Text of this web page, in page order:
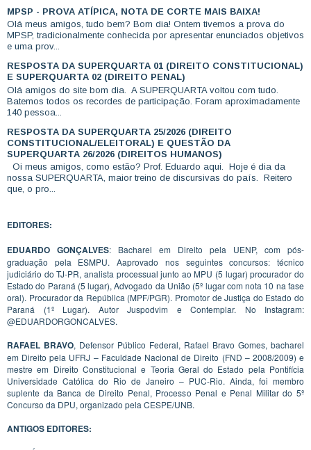
MPSP - PROVA ATÍPICA, NOTA DE CORTE MAIS BAIXA!
Olá meus amigos, tudo bem? Bom dia! Ontem tivemos a prova do
MPSP, tradicionalmente conhecida por apresentar enunciados objetivos
e uma prov...
RESPOSTA DA SUPERQUARTA 01 (DIREITO CONSTITUCIONAL)
E SUPERQUARTA 02 (DIREITO PENAL)
Olá amigos do site bom dia. A SUPERQUARTA voltou com tudo.
Batemos todos os recordes de participação. Foram aproximadamente
140 pessoa...
RESPOSTA DA SUPERQUARTA 25/2026 (DIREITO
CONSTITUCIONAL/ELEITORAL) E QUESTÃO DA
SUPERQUARTA 26/2026 (DIREITOS HUMANOS)
Oi meus amigos, como estão? Prof. Eduardo aqui. Hoje é dia da
nossa SUPERQUARTA, maior treino de discursivas do país. Reitero
que, o pro...
EDITORES:
EDUARDO GONÇALVES: Bacharel em Direito pela UENP, com pós-
graduação pela ESMPU. Aaprovado nos seguintes concursos: técnico
judiciário do TJ-PR, analista processual junto ao MPU (5 lugar) procurador do
Estado do Paraná (5 lugar), Advogado da União (5º lugar com nota 10 na fase
oral). Procurador da República (MPF/PGR). Promotor de Justiça do Estado do
Paraná (1º Lugar). Autor Juspodvim e Contemplar. No Instagram:
@EDUARDORGONCALVES.
RAFAEL BRAVO, Defensor Público Federal, Rafael Bravo Gomes, bacharel
em Direito pela UFRJ – Faculdade Nacional de Direito (FND – 2008/2009) e
mestre em Direito Constitucional e Teoria Geral do Estado pela Pontifícia
Universidade Católica do Rio de Janeiro – PUC-Rio. Ainda, foi membro
suplente da Banca de Direito Penal, Processo Penal e Penal Militar do 5º
Concurso da DPU, organizado pela CESPE/UNB.
ANTIGOS EDITORES: